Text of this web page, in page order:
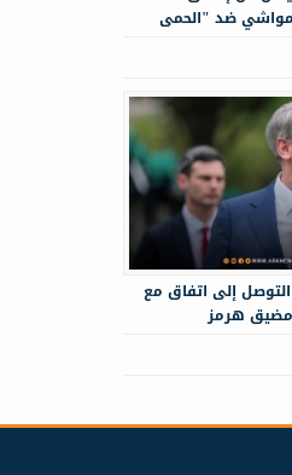
ضد "الحمى
إلى اتفاق مع
مضيق هرمز